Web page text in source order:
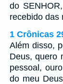
do
recebido das
1 Crônicas
Além disso,
Deus, quero
pessoal,
do meu